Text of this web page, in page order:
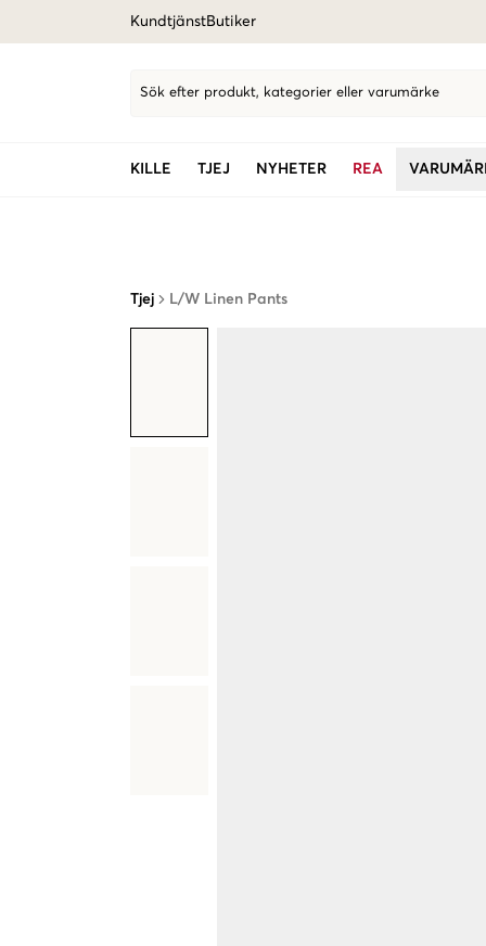
KundtjänstButiker
Sök efter produkt, kategorier eller varumärke
KILLE TJEJ NYHETER REA
Tjej L/W Linen Pants